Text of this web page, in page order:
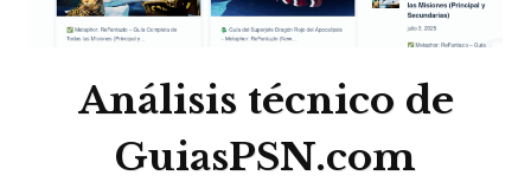
Análisis técnico de
GuiasPSN.com